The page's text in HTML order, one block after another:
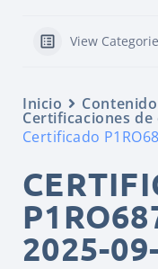
View
Inicio
Certificaciones de
Certificado
2025-